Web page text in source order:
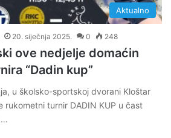
Aktualno
20. siječnja 2025. 0 248
ove nedjelje domaćin
“Dadin kup”
u školsko-sportskoj dvorani Kloštar
rukometni turnir DADIN KUP u čast